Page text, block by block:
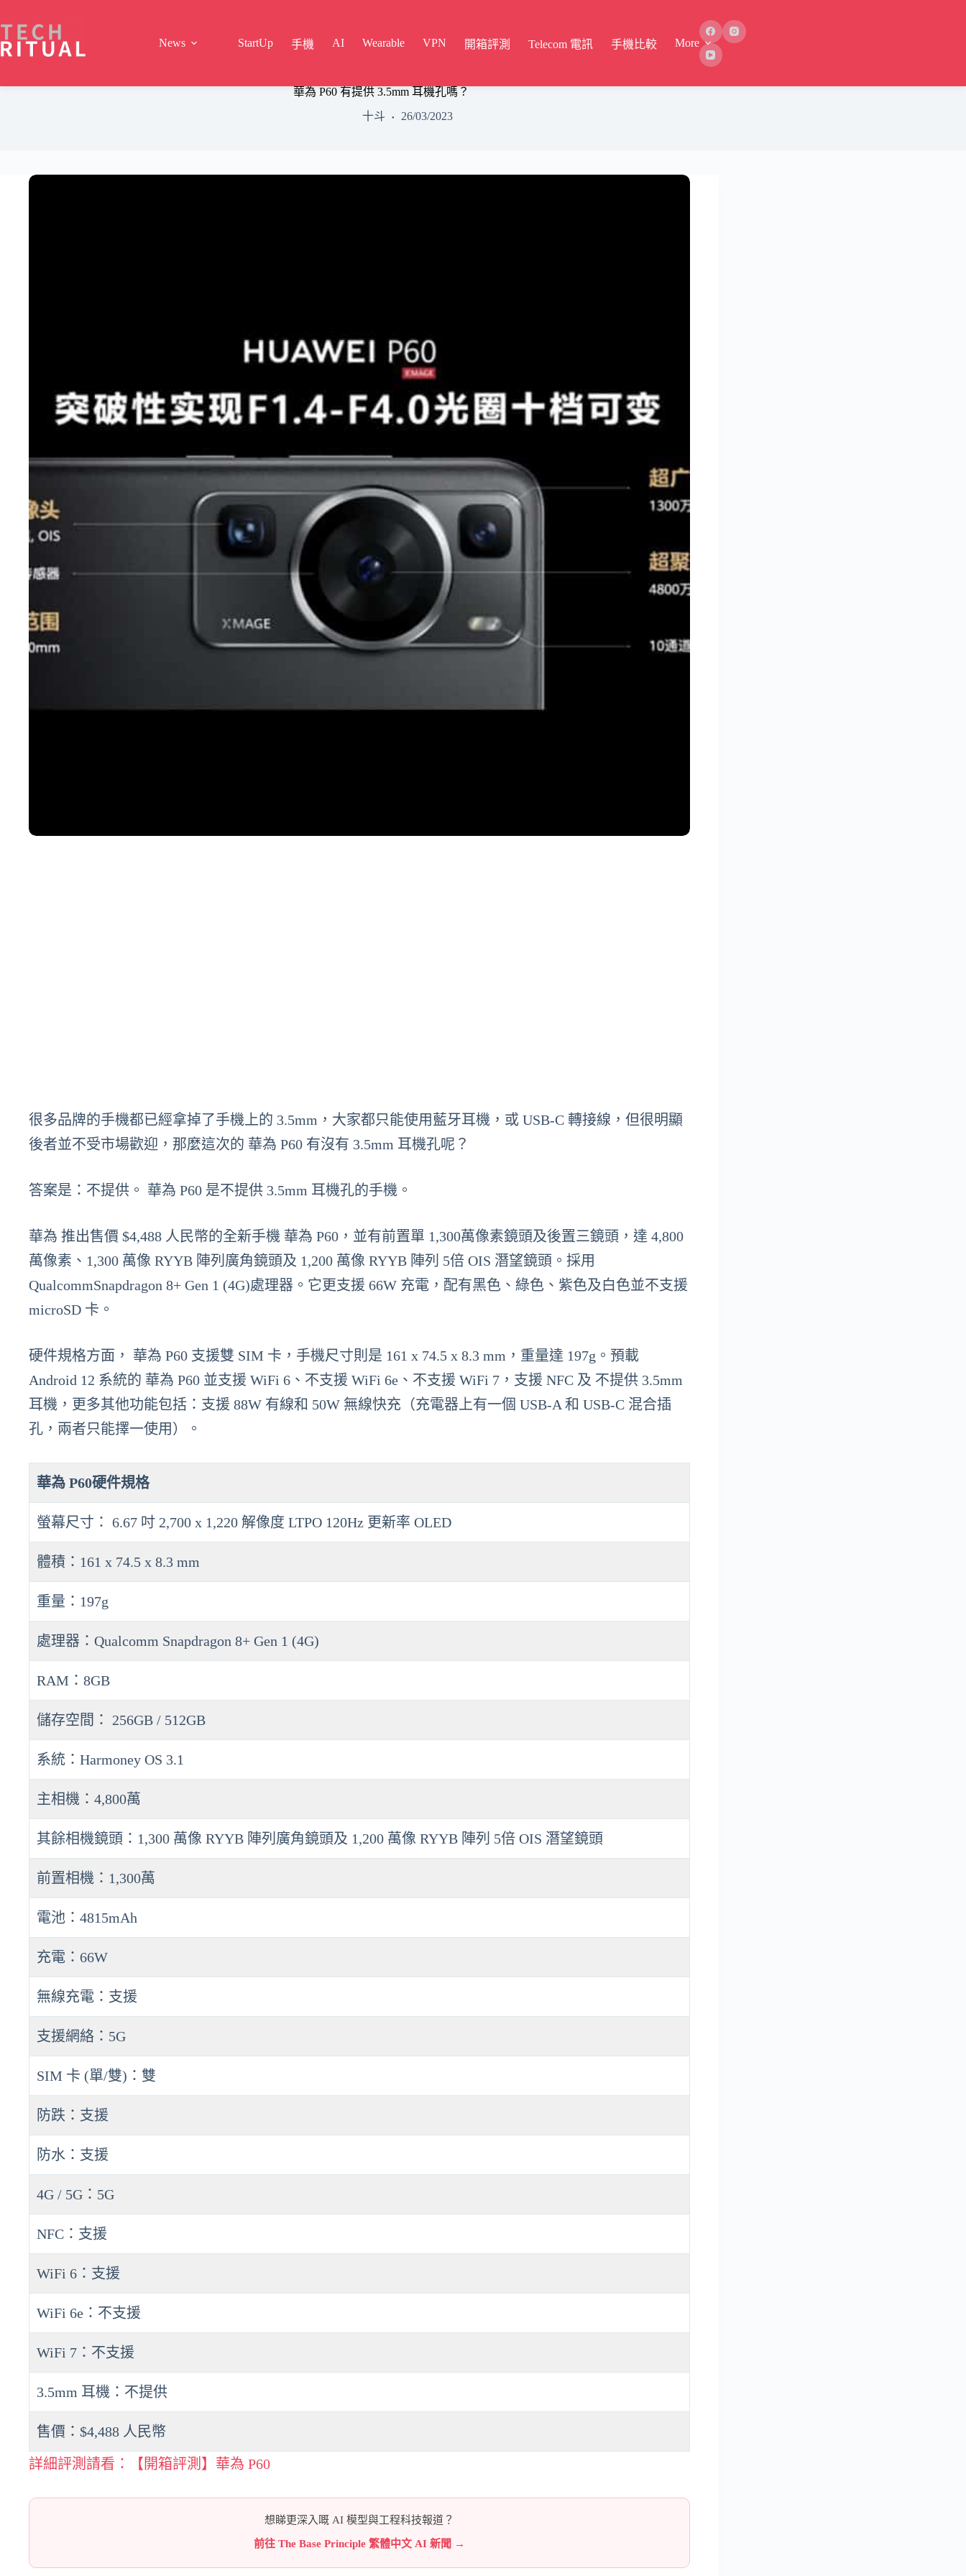
content
News
StartUp 手機 AI Wearable VPN 開箱評測 Telecom 電訊 手機比較 More
華為 P60 有提供 3.5mm 耳機孔嗎？
十斗
26/03/2023
很多品牌的手機都已經拿掉了手機上的 3.5mm，大家都只能使用藍牙耳機，或 USB-C 轉接線，但很明顯
後者並不受市場歡迎，那麼這次的 華為 P60 有沒有 3.5mm 耳機孔呢？
答案是：不提供。 華為 P60 是不提供 3.5mm 耳機孔的手機。
華為 推出售價 $4,488 人民幣的全新手機 華為 P60，並有前置單 1,300萬像素鏡頭及後置三鏡頭，達 4,800
萬像素、1,300 萬像 RYYB 陣列廣角鏡頭及 1,200 萬像 RYYB 陣列 5倍 OIS 潛望鏡頭。採用
QualcommSnapdragon 8+ Gen 1 (4G)處理器。它更支援 66W 充電，配有黑色、綠色、紫色及白色並不支援
microSD 卡。
硬件規格方面， 華為 P60 支援雙 SIM 卡，手機尺寸則是 161 x 74.5 x 8.3 mm，重量達 197g。預載
Android 12 系統的 華為 P60 並支援 WiFi 6、不支援 WiFi 6e、不支援 WiFi 7，支援 NFC 及 不提供 3.5mm
耳機，更多其他功能包括：支援 88W 有線和 50W 無線快充（充電器上有一個 USB-A 和 USB-C 混合插
孔，兩者只能擇一使用）。
華為 P60硬件規格
螢幕尺寸： 6.67 吋 2,700 x 1,220 解像度 LTPO 120Hz 更新率 OLED
體積：161 x 74.5 x 8.3 mm
重量：197g
處理器：Qualcomm Snapdragon 8+ Gen 1 (4G)
RAM：8GB
儲存空間： 256GB / 512GB
系統：Harmoney OS 3.1
主相機：4,800萬
其餘相機鏡頭：1,300 萬像 RYYB 陣列廣角鏡頭及 1,200 萬像 RYYB 陣列 5倍 OIS 潛望鏡頭
前置相機：1,300萬
電池：4815mAh
充電：66W
無線充電：支援
支援網絡：5G
SIM 卡 (單/雙)：雙
防跌：支援
防水：支援
4G / 5G：5G
NFC：支援
WiFi 6：支援
WiFi 6e：不支援
WiFi 7：不支援
3.5mm 耳機：不提供
售價：$4,488 人民幣
詳細評測請看：【開箱評測】華為 P60
想睇更深入嘅 AI 模型與工程科技報道？
前往 The Base Principle 繁體中文 AI 新聞 →